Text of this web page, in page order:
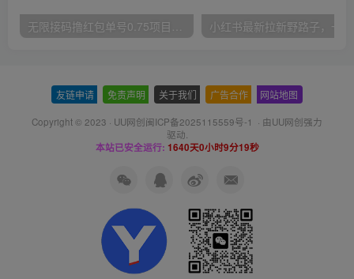
无限接码撸红包单号0.75项目无偿分享给你【揭秘】
友链申请 免责声明 关于我们 广告合作 网站地图
Copyright © 2023 · UU网创闽ICP备2025115559号-1 · 由UU网创强力
驱动.
本站已安全运行: 1640天0小时9分19秒